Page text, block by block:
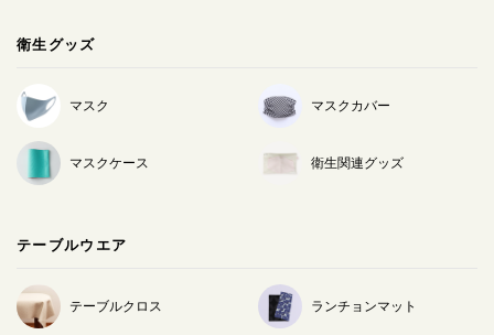
衛生グッズ
マスク マスクカバー
マスクケース 衛生関連グッズ
テーブルウエア
テーブルクロス ランチョンマット